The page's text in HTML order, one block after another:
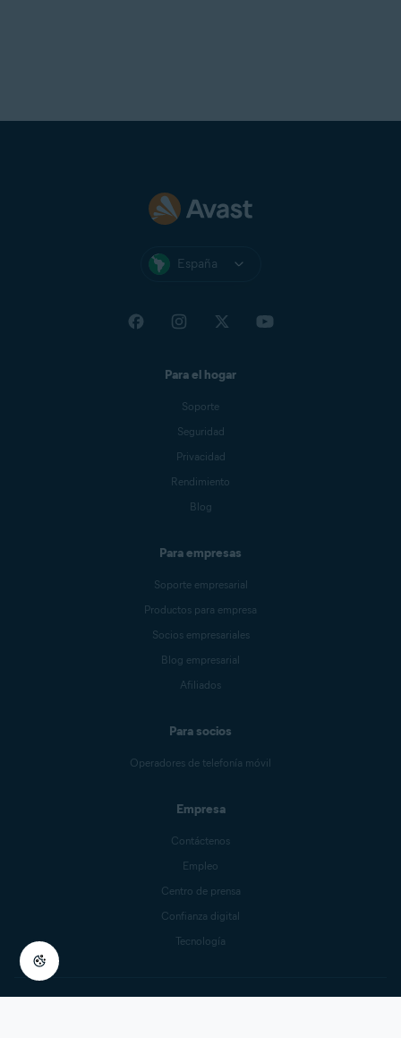
España
Para el hogar
Soporte
Seguridad
Privacidad
Rendimiento
Blog
Para empresas
Soporte empresarial
Productos para empresa
Socios empresariales
Blog empresarial
Afiliados
Para socios
Operadores de telefonía móvil
Empresa
Contáctenos
Empleo
Centro de prensa
Confianza digital
Tecnología